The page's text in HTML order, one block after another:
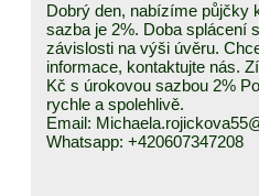
Dobrý den, nabízíme půjčky
sazba je 2%. Doba splácení
závislosti na výši úvěru.
informace, kontaktujte nás.
Kč s úrokovou sazbou 2%
rychle a spolehlivě.
Email:
Whatsapp: +420607347208